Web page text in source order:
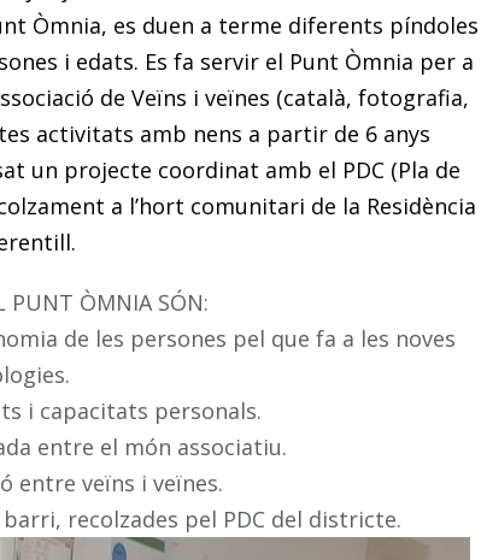
Òmnia, es duen a terme diferents píndoles
i edats. Es fa servir el Punt Òmnia per a
de Veïns i veïnes (català, fotografia,
activitats amb nens a partir de 6 anys
un projecte coordinat amb el PDC (Pla de
a l’hort comunitari de la Residència
PUNT ÒMNIA SÓN:
de les persones pel que fa a les noves
i capacitats personals.
entre el món associatiu.
entre veïns i veïnes.
recolzades pel PDC del districte.